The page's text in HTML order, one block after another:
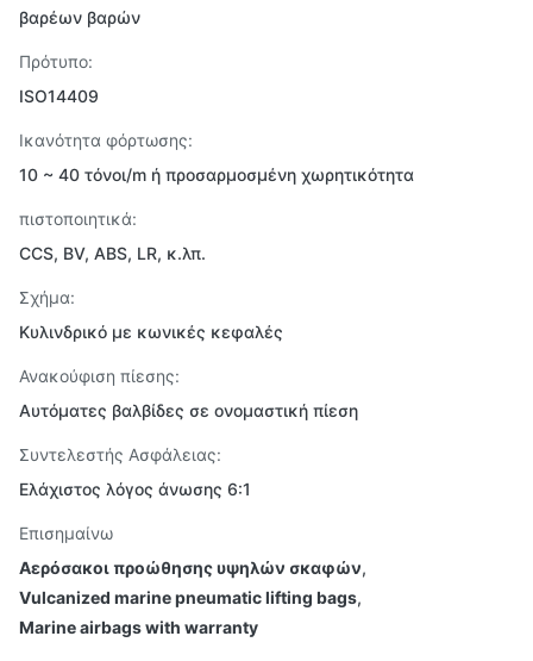
βαρέων βαρών
Πρότυπο:
ISO14409
Ικανότητα φόρτωσης:
10 ~ 40 τόνοι/m ή προσαρμοσμένη χωρητικότητα
πιστοποιητικά:
CCS, BV, ABS, LR, κ.λπ.
Σχήμα:
Κυλινδρικό με κωνικές κεφαλές
Ανακούφιση πίεσης:
Αυτόματες βαλβίδες σε ονομαστική πίεση
Συντελεστής Ασφάλειας:
Ελάχιστος λόγος άνωσης 6:1
Επισημαίνω
Αερόσακοι προώθησης υψηλών σκαφών,
Vulcanized marine pneumatic lifting bags,
Marine airbags with warranty